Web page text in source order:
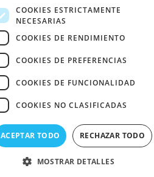
CONTACTO
COOKIES ESTRICTAMENTE
NECESARIAS
COOKIES DE RENDIMIENTO
COOKIES DE PREFERENCIAS
COOKIES DE FUNCIONALIDAD
COOKIES NO CLASIFICADAS
ACEPTAR TODO RECHAZAR TODO
MOSTRAR DETALLES